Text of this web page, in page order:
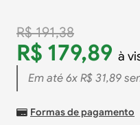
R$ 191,38
R$ 179,89 à
Em até 6x R$ 31,89
Formas de pagamento